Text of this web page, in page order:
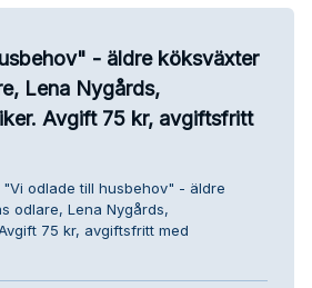
- äldre köksväxter
Lena Nygårds,
Avgift 75 kr, avgiftsfritt
odlade till husbehov" - äldre
odlare, Lena Nygårds,
75 kr, avgiftsfritt med